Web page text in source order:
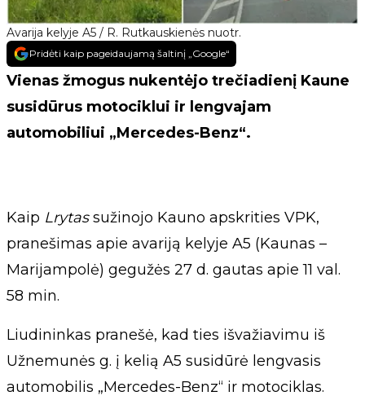
Avarija kelyje A5 / R. Rutkauskienės nuotr.
Pridėti kaip pageidaujamą šaltinį „Google“
Vienas žmogus nukentėjo trečiadienį Kaune
susidūrus motociklui ir lengvajam
automobiliui „Mercedes-Benz“.
Kaip Lrytassužinojo Kauno apskrities VPK,
pranešimas apie avariją kelyje A5 (Kaunas –
Marijampolė) gegužės 27 d. gautas apie 11 val.
58 min.
Liudininkas pranešė, kad ties išvažiavimu iš
Užnemunės g. į kelią A5 susidūrė lengvasis
automobilis „Mercedes-Benz“ ir motociklas.